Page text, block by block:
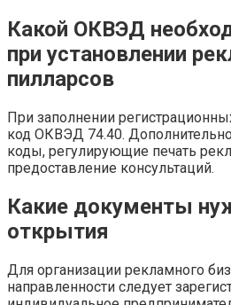
Какой ОКВЭД
при установлении
пилларсов
При заполнении
код ОКВЭД 74.40.
коды, регулирующие печать
предоставление консультаций.
Какие документы
открытия
Для организации рекламного
направленности следует